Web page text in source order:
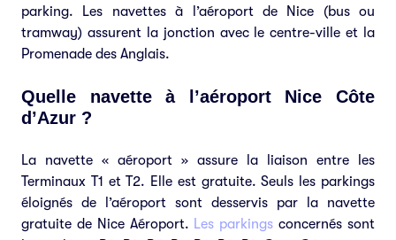
parking. Les navettes à l’aéroport de Nice (bus ou
tramway) assurent la jonction avec le centre-ville et la
Promenade des Anglais.
Quelle navette à l’aéroport Nice Côte
d’Azur ?
La navette « aéroport » assure la liaison entre les
Terminaux T1 et T2. Elle est gratuite. Seuls les parkings
éloignés de l’aéroport sont desservis par la navette
gratuite de Nice Aéroport. Les parkings concernés sont